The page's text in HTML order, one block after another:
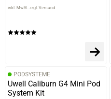
inkl. MwSt. zzgl. Versand
PODSYSTEME
Uwell Caliburn G4 Mini Pod
System Kit